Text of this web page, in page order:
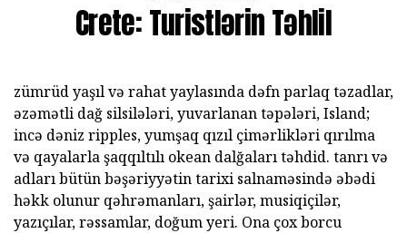
Crete: Turistlərin Təhlil
zümrüd yaşıl və rahat yaylasında dəfn parlaq təzadlar,
əzəmətli dağ silsilələri, yuvarlanan təpələri, Island;
incə dəniz ripples, yumşaq qızıl çimərlikləri qırılma
və qayalarla şaqqıltılı okean dalğaları təhdid. tanrı və
adları bütün bəşəriyyətin tarixi salnaməsində əbədi
həkk olunur qəhrəmanları, şairlər, musiqiçilər,
yazıçılar, rəssamlar, doğum yeri. Ona çox borcu